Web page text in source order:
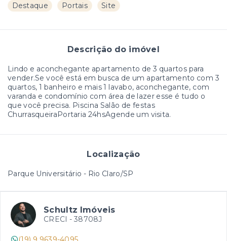
Destaque Portais Site
Descrição do imóvel
Lindo e aconchegante apartamento de 3 quartos para
vender.Se você está em busca de um apartamento com 3
quartos, 1 banheiro e mais 1 lavabo, aconchegante, com
varanda e condomínio com área de lazer esse é tudo o
que você precisa. Piscina Salão de festas
ChurrasqueiraPortaria 24hsAgende um visita.
Localização
Parque Universitário - Rio Claro/SP
Schultz Imóveis
CRECI - 38708J